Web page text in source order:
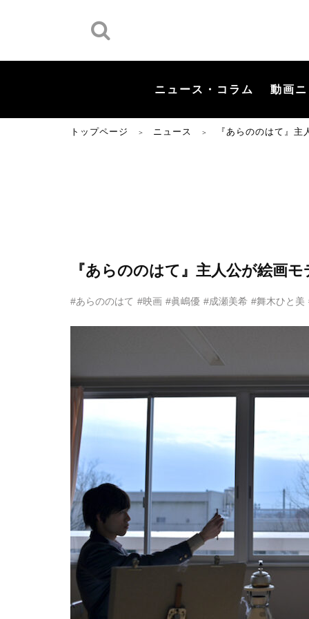
ニュース・コラム 動画
トップページ ＞ ニュース ＞ 『あらののはて』
『あらののはて』主人公が絵画
#あらののはて #映画 #眞嶋優 #成瀬美希 #舞木ひと美